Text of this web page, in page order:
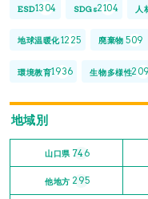
ESD1304 SDGs2104 人
地球温暖化1225 廃棄物 509
環境教育1936 生物多様性
地域別
山口県 746
他地方 295